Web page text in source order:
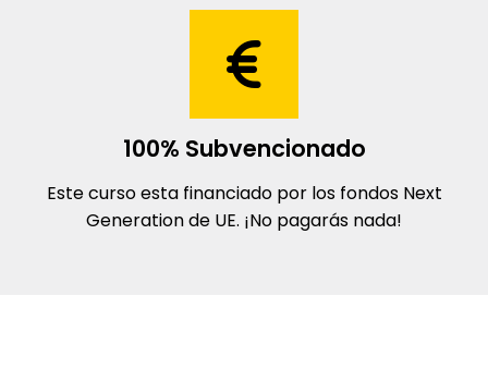
100% Subvencionado
Este curso esta financiado por los fondos Next
Generation de UE. ¡No pagarás nada!